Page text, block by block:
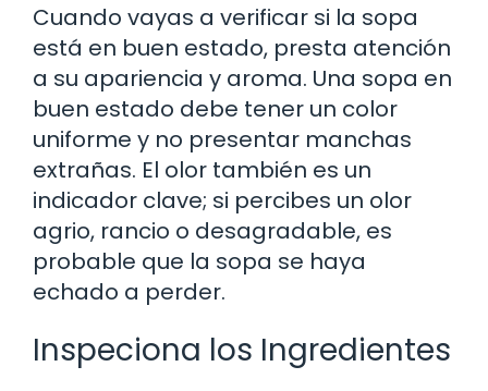
Cuando vayas a verificar si la sopa
está en buen estado, presta atención
a su apariencia y aroma. Una sopa en
buen estado debe tener un color
uniforme y no presentar manchas
extrañas. El olor también es un
indicador clave; si percibes un olor
agrio, rancio o desagradable, es
probable que la sopa se haya
echado a perder.
Inspeciona los Ingredientes